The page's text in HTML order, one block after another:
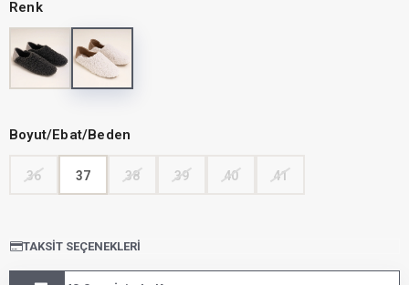
Renk
Boyut/Ebat/Beden
36 37 38 39 40 41
TAKSIT SEÇENEKLERI